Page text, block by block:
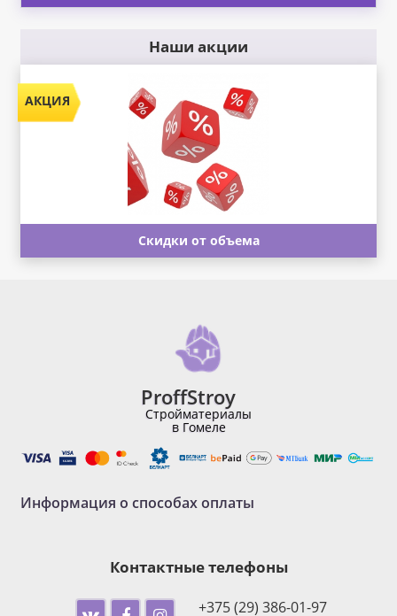
Наши акции
Скидки от объема
ProffStroy
Стройматериалы
в Гомеле
Информация о способах оплаты
Контактные телефоны
+375 (29) 386-01-97